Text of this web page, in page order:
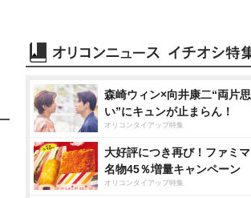
森崎ウィン×向井康二“両片思
い”にキュンが止まらん！
オリコンタイアップ特集
大好評につき再び！ファミマ
名物45％増量キャンペーン
オリコンタイアップ特集